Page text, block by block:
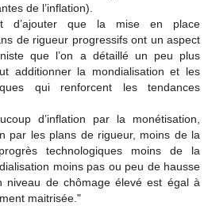
de l’inflation).
d’ajouter que la mise en place
de rigueur progressifs ont un aspect
que l’on a détaillé un peu plus
additionner la mondialisation et les
qui renforcent les tendances
d’inflation par la monétisation,
par les plans de rigueur, moins de la
technologiques moins de la
moins pas ou peu de hausse
niveau de chômage élevé est égal à
maitrisée."